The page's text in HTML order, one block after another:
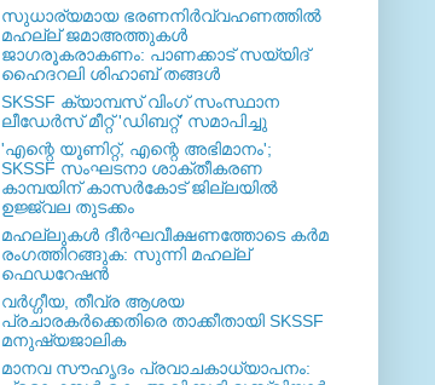
സുധാര്യമായ ഭരണനിര്‍വ്വഹണത്തില്‍
മഹല്ല് ജമാഅത്തുകള്‍
ജാഗരൂകരാകണം: പാണക്കാട് സയ്യിദ്
ഹൈദറലി ശിഹാബ് തങ്ങള്‍
SKSSF ക്യാമ്പസ് വിംഗ് സംസ്ഥാന
ലീഡേർസ് മീറ്റ് 'ഡിബറ്റ്' സമാപിച്ചു
'എന്റെ യൂണിറ്റ്, എന്റെ അഭിമാനം';
SKSSF സംഘടനാ ശാക്തീകരണ
കാമ്പയിന് കാസര്‍കോട് ജില്ലയില്‍
ഉജ്ജ്വല തുടക്കം
മഹല്ലുകള്‍ ദീര്‍ഘവീക്ഷണത്തോടെ കര്‍മ
രംഗത്തിറങ്ങുക: സുന്നി മഹല്ല്
ഫെഡറേഷന്‍
വര്‍ഗ്ഗീയ, തീവ്ര ആശയ
പ്രചാരകര്‍ക്കെതിരെ താക്കീതായി SKSSF
മനുഷ്യജാലിക
മാനവ സൗഹൃദം പ്രവാചകാധ്യാപനം: